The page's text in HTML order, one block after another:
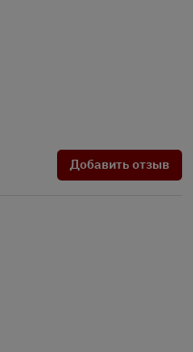
Добавить отзыв